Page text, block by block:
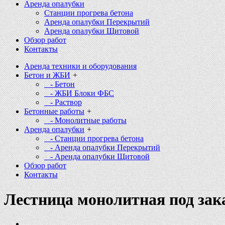
Аренда опалубки
Станции прогрева бетона
Аренда опалубки Перекрытий
Аренда опалубки Щитовой
Обзор работ
Контакты
Аренда техники и оборудования
Бетон и ЖБИ +
- Бетон
- ЖБИ Блоки ФБС
- Раствор
Бетонные работы +
- Монолитные работы
Аренда опалубки +
- Станции прогрева бетона
- Аренда опалубки Перекрытий
- Аренда опалубки Щитовой
Обзор работ
Контакты
Лестница монолитная под